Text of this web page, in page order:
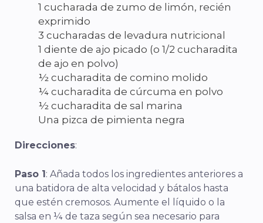
1 cucharada de zumo de limón, recién
exprimido
3 cucharadas de levadura nutricional
1 diente de ajo picado (o 1/2 cucharadita
de ajo en polvo)
½ cucharadita de comino molido
¼ cucharadita de cúrcuma en polvo
½ cucharadita de sal marina
Una pizca de pimienta negra
Direcciones:
Paso 1 : Añada todos los ingredientes anteriores a
una batidora de alta velocidad y bátalos hasta
que estén cremosos. Aumente el líquido o la
salsa en ¼ de taza según sea necesario para